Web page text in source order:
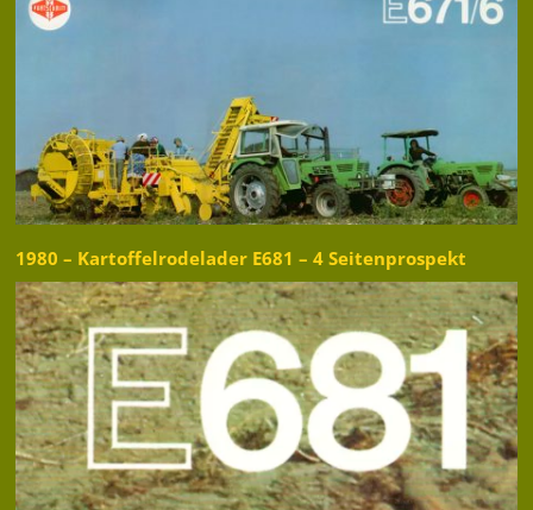
1980 – Kartoffelrodelader E681 – 4 Seitenprospekt